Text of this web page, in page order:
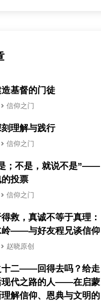
基督的门徒
信仰之门
理解与践行
信仰之门
；不是，就说不是”——
投票
信仰之门
救，真诚不等于真理：
岭——与好友程兄谈信仰
赵晓原创
十二——回得去吗？给走
现代之路的人——在启蒙
解信仰、恩典与文明的